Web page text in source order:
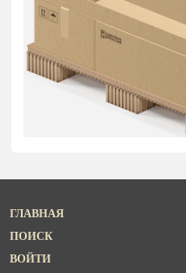
ГЛАВНАЯ
ПОИСК
ВОЙТИ